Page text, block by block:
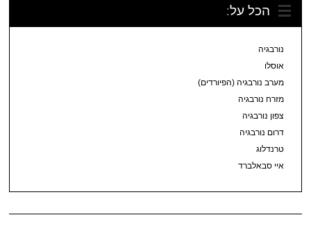
הכל על:
נורבגיה
אוסלו
מערב נורבגיה (הפיורדים)
מזרח נורבגיה
צפון נורבגיה
דרום נורבגיה
טרנדלוג
איי סבאלברד